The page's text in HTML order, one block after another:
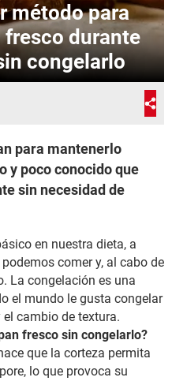
método para
durante
congelarlo
para mantenerlo
y poco conocido que
sin necesidad de
en nuestra dieta, a
comer y, al cabo de
La congelación es una
el mundo le gusta congelar
cambio de textura.
fresco sin congelarlo?
que la corteza permita
lo que provoca su